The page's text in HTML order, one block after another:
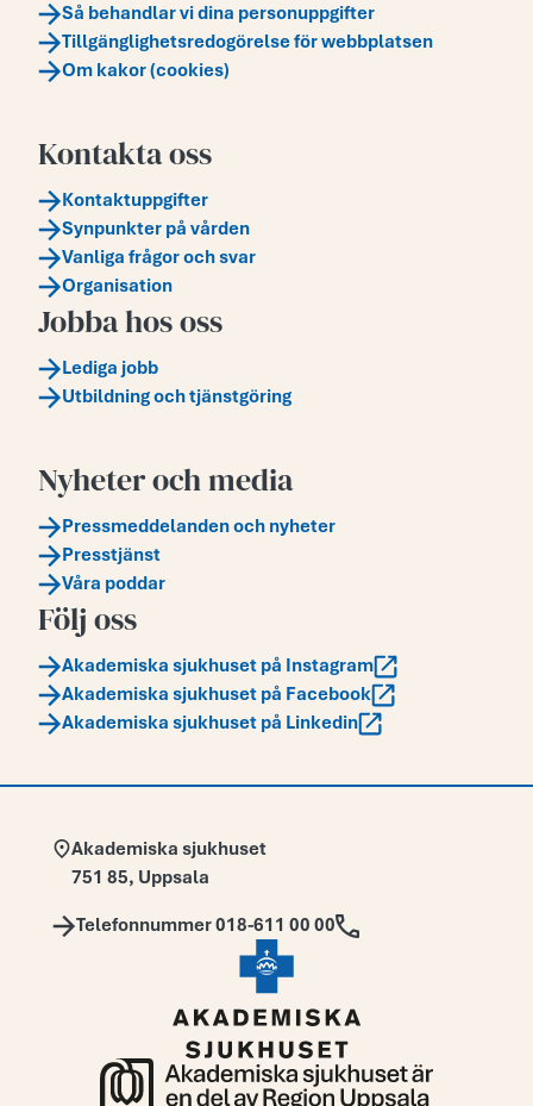
Så behandlar vi dina personuppgifter
Tillgänglighetsredogörelse för webbplatsen
Om kakor (cookies)
Kontakta oss
Kontaktuppgifter
Synpunkter på vården
Vanliga frågor och svar
Organisation
Jobba hos oss
Lediga jobb
Utbildning och tjänstgöring
Nyheter och media
Pressmeddelanden och nyheter
Presstjänst
Våra poddar
Följ oss
Akademiska sjukhuset på Instagram
Akademiska sjukhuset på Facebook
Akademiska sjukhuset på Linkedin
Adress:
Akademiska sjukhuset
751 85, Uppsala
Telefon:
Telefonnummer 018-611 00 00